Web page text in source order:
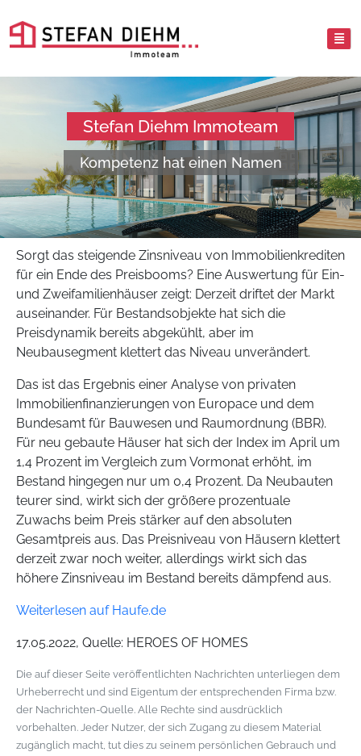
Stefan Diehm Immoteam
Kompetenz hat einen Namen
Sorgt das steigende Zinsniveau von Immobilienkrediten
für ein Ende des Preisbooms? Eine Auswertung für Ein-
und Zweifamilienhäuser zeigt: Derzeit driftet der Markt
auseinander. Für Bestandsobjekte hat sich die
Preisdynamik bereits abgekühlt, aber im
Neubausegment klettert das Niveau unverändert.
Das ist das Ergebnis einer Analyse von privaten
Immobilienfinanzierungen von Europace und dem
Bundesamt für Bauwesen und Raumordnung (BBR).
Für neu gebaute Häuser hat sich der Index im April um
1,4 Prozent im Vergleich zum Vormonat erhöht, im
Bestand hingegen nur um 0,4 Prozent. Da Neubauten
teurer sind, wirkt sich der größere prozentuale
Zuwachs beim Preis stärker auf den absoluten
Gesamtpreis aus. Das Preisniveau von Häusern klettert
derzeit zwar noch weiter, allerdings wirkt sich das
höhere Zinsniveau im Bestand bereits dämpfend aus.
Weiterlesen auf Haufe.de
17.05.2022, Quelle: HEROES OF HOMES
Die auf dieser Seite veröffentlichten Nachrichten unterliegen dem
Urheberrecht und sind Eigentum der entsprechenden Firma bzw.
der Nachrichten-Quelle. Alle Rechte sind ausdrücklich
vorbehalten. Jeder Nutzer, der sich Zugang zu diesem Material
zugänglich macht, tut dies zu seinem persönlichen Gebrauch und